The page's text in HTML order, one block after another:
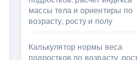
массы тела и ориентиры по
возрасту, росту и полу
Калькулятор нормы веса
подростков по возрасту,